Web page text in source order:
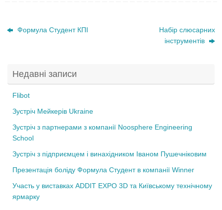
e
o
k
er
Формула Студент КПІ
Набір слюсарних
інструментів
Недавні записи
Flibot
Зустріч Мейкерів Ukraine
Зустріч з партнерами з компанії Noosphere Engineering
School
Зустріч з підприємцем і винахідником Іваном Пушечніковим
Презентація боліду Формула Студент в компанії Winner
Участь у виставках ADDIT EXPO 3D та Київському технічному
ярмарку